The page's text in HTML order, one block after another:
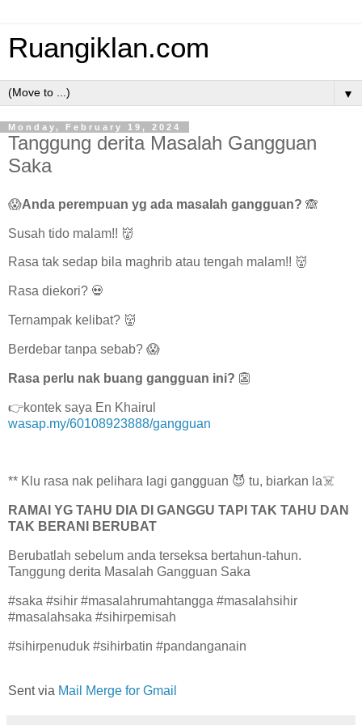
Ruangiklan.com
▼
Monday, February 19, 2024
Tanggung derita Masalah Gangguan
Saka
😱Anda perempuan yg ada masalah gangguan? 🙈
Susah tido malam!! 👹
Rasa tak sedap bila maghrib atau tengah malam!! 👹
Rasa diekori? 💀
Ternampak kelibat? 👹
Berdebar tanpa sebab? 😱
Rasa perlu nak buang gangguan ini? 👺
👉kontek saya En Khairul
wasap.my/60108923888/gangguan
** Klu rasa nak pelihara lagi gangguan 😈 tu, biarkan la☠️
RAMAI YG TAHU DIA DI GANGGU TAPI TAK TAHU DAN
TAK BERANI BERUBAT
Berubatlah sebelum anda terseksa bertahun-tahun.
Tanggung derita Masalah Gangguan Saka
#saka #sihir #masalahrumahtangga #masalahsihir
#masalahsaka #sihirpemisah
#sihirpenuduk #sihirbatin #pandanganain
Sent via Mail Merge for Gmail